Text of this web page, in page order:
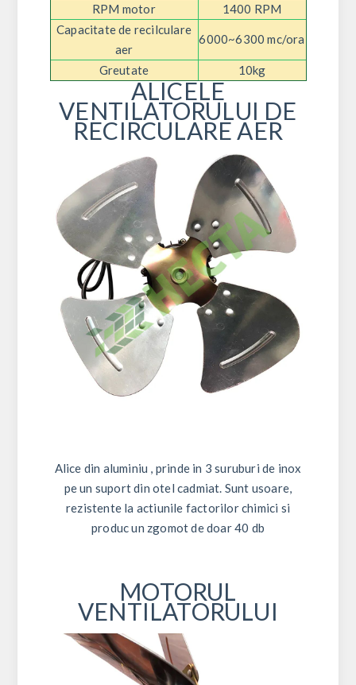
RPM motor
1400 RPM
Capacitate de recilculare
aer
6000~6300 mc/ora
Greutate 10kg
ALICELE
VENTILATORULUI DE
RECIRCULARE AER
Alice din aluminiu , prinde in 3 suruburi de inox
pe un suport din otel cadmiat. Sunt usoare,
rezistente la actiunile factorilor chimici si
produc un zgomot de doar 40 db
MOTORUL
VENTILATORULUI